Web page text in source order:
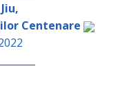
Centenare